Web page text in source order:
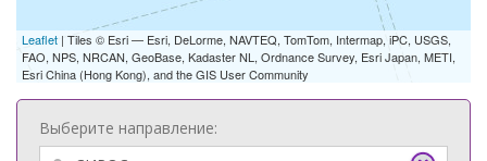
Leaflet | Tiles © Esri — Esri, DeLorme, NAVTEQ, TomTom, Intermap, iPC, USGS,
FAO, NPS, NRCAN, GeoBase, Kadaster NL, Ordnance Survey, Esri Japan, METI,
Esri China (Hong Kong), and the GIS User Community
Выберите направление: